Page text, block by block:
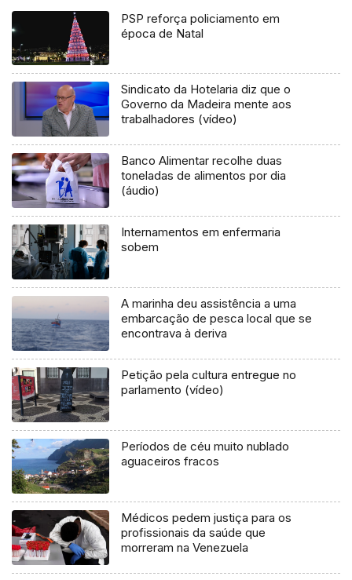
PSP reforça policiamento em
época de Natal
Sindicato da Hotelaria diz que o
Governo da Madeira mente aos
trabalhadores (vídeo)
Banco Alimentar recolhe duas
toneladas de alimentos por dia
(áudio)
Internamentos em enfermaria
sobem
A marinha deu assistência a uma
embarcação de pesca local que se
encontrava à deriva
Petição pela cultura entregue no
parlamento (vídeo)
Períodos de céu muito nublado
aguaceiros fracos
Médicos pedem justiça para os
profissionais da saúde que
morreram na Venezuela